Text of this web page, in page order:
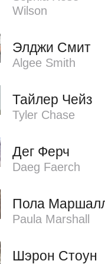
Wilson
Элджи Смит
Algee Smith
Тайлер Чейз
Tyler Chase
Дег Ферч
Daeg Faerch
Пола
Paula Marshall
Шэрон Стоун